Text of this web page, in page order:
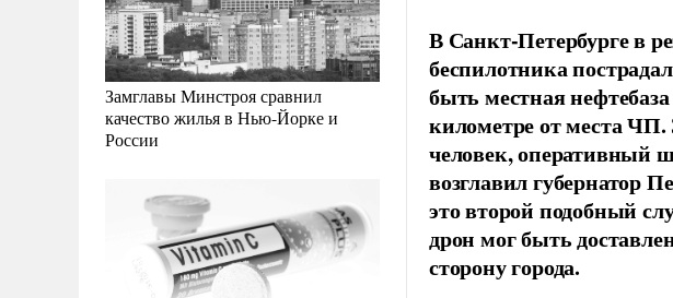
Замглавы Минстроя сравнил
качество жилья в Нью-Йорке и
России
В Санкт-Петербурге в
беспилотника
быть местная
километре от места
человек, оперативный
возглавил губернатор
это второй подобный
дрон мог быть
сторону города.